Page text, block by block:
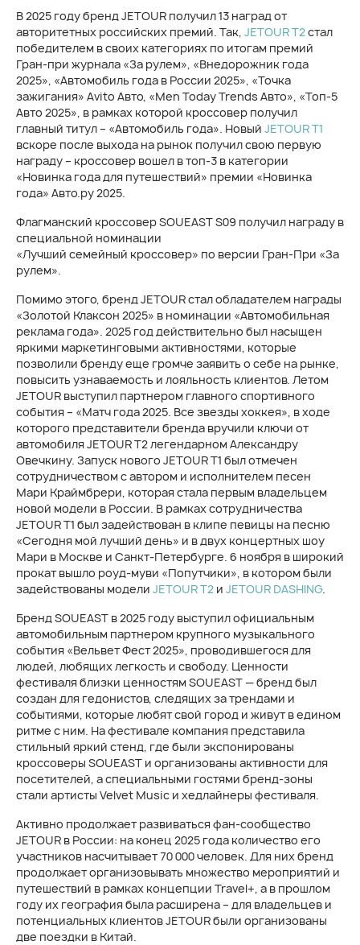
В 2025 году бренд JETOUR получил 13 наград от
авторитетных российских премий. Так, JETOUR T2стал
победителем в своих категориях по итогам премий
Гран-при журнала «За рулем», «Внедорожник года
2025», «Автомобиль года в России 2025», «Точка
зажигания» Avito Авто, «Men Today Trends Авто», «Топ-5
Авто 2025», в рамках которой кроссовер получил
главный титул – «Автомобиль года». Новый JETOUR T1
вскоре после выхода на рынок получил свою первую
награду – кроссовер вошел в топ-3 в категории
«Новинка года для путешествий» премии «Новинка
года» Авто.ру 2025.
Флагманский кроссовер SOUEAST S09 получил награду в
специальной номинации
«Лучший семейный кроссовер» по версии Гран-При «За
рулем».
Помимо этого, бренд JETOUR стал обладателем награды
«Золотой Клаксон 2025» в номинации «Автомобильная
реклама года». 2025 год действительно был насыщен
яркими маркетинговыми активностями, которые
позволили бренду еще громче заявить о себе на рынке,
повысить узнаваемость и лояльность клиентов. Летом
JETOUR выступил партнером главного спортивного
события – «Матч года 2025. Все звезды хоккея», в ходе
которого представители бренда вручили ключи от
автомобиля JETOUR T2 легендарном Александру
Овечкину. Запуск нового JETOUR T1 был отмечен
сотрудничеством с автором и исполнителем песен
Мари Краймбрери, которая стала первым владельцем
новой модели в России. В рамках сотрудничества
JETOUR T1 был задействован в клипе певицы на песню
«Сегодня мой лучший день» и в двух концертных шоу
Мари в Москве и Санкт-Петербурге. 6 ноября в широкий
прокат вышло роуд-муви «Попутчики», в котором были
задействованы модели JETOUR T2 и JETOUR DASHING.
Бренд SOUEAST в 2025 году выступил официальным
автомобильным партнером крупного музыкального
события «Вельвет Фест 2025», проводившегося для
людей, любящих легкость и свободу. Ценности
фестиваля близки ценностям SOUEAST — бренд был
создан для гедонистов, следящих за трендами и
событиями, которые любят свой город и живут в едином
ритме с ним. На фестивале компания представила
стильный яркий стенд, где были экспонированы
кроссоверы SOUEAST и организованы активности для
посетителей, а специальными гостями бренд-зоны
стали артисты Velvet Music и хедлайнеры фестиваля.
Активно продолжает развиваться фан-сообщество
JETOUR в России: на конец 2025 года количество его
участников насчитывает 70 000 человек. Для них бренд
продолжает организовывать множество мероприятий и
путешествий в рамках концепции Travel+, а в прошлом
году их география была расширена – для владельцев и
потенциальных клиентов JETOUR были организованы
две поездки в Китай.